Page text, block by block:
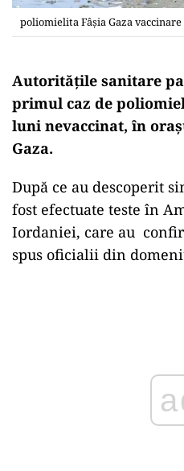
poliomielita Fâșia Gaza vaccinare
Autoritățile sanitare
primul caz de
luni nevaccinat, în
Gaza.
După ce au descoperit
fost efectuate teste în
Iordaniei, care au
spus oficialii din